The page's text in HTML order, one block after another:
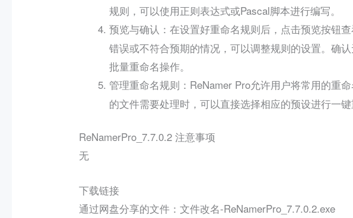
规则，可以使用正则表达式或Pascal脚本进行编写。
预览与确认 ：在设置好重命名规则后，点击预览按钮
错误或不符合预期的情况，可以调整规则的设置。确
批量重命名操作。
管理重命名规则 ：ReNamer Pro允许用户将常用的重
的文件需要处理时，可以直接选择相应的预设进行一键
ReNamerPro_7.7.0.2 注意事项
无
下载链接
通过网盘分享的文件：文件改名-ReNamerPro_7.7.0.2.exe